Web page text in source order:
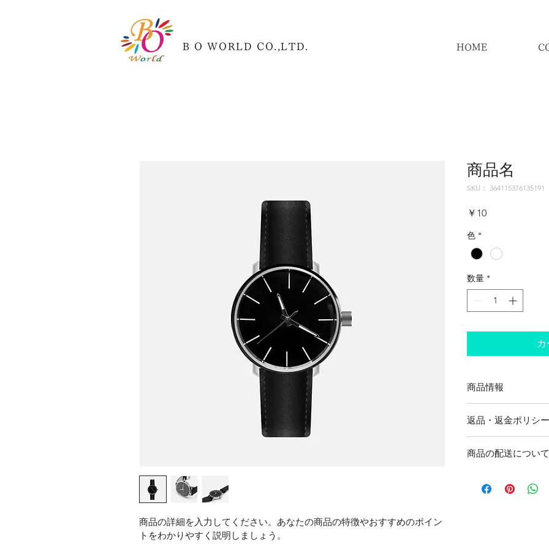
B O WORLD CO.,LTD. HOME
商品の詳細を入力してください。あなたの商品の特徴やおすすめのポイン
トをわかりやすく説明しましょう。
商品名
SKU： 364115376135191
￥10価
色 *
数量 *
商品情報
明に加え、商品の特
しましょう。
返品・返金ポリシー
だけなかった場合の
頼を獲得し、安心し
商品の配送について
する情報を入力し